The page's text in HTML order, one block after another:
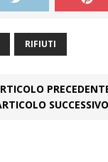
RIFIUTI
SUCCESSIVO